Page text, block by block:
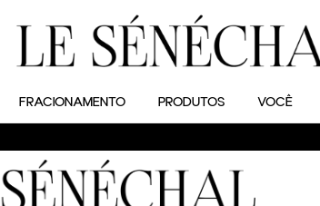
FRACIONAMENTO PRODUTOS VOCÊ